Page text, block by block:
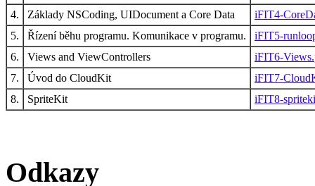
4.
Základy NSCoding, UIDocument a Core Data
iFIT4-
5.
Řízení běhu programu. Komunikace v programu.
iFIT5-
6.
Views and ViewControllers
iFIT6-
7.
Úvod do CloudKit
iFIT7-
8.
SpriteKit iFIT8-
Odkazy